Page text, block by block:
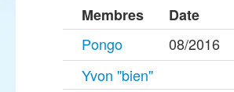
Membres Date
Pongo
08/2016
Yvon "bien"